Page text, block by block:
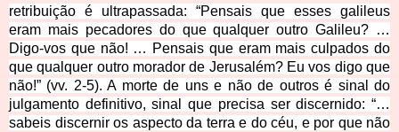
retribuição é ultrapassada: “Pensais que esses galileus
eram mais pecadores do que qualquer outro Galileu? …
Digo-vos que não! … Pensais que eram mais culpados do
que qualquer outro morador de Jerusalém? Eu vos digo que
não!” (vv. 2-5). A morte de uns e não de outros é sinal do
julgamento definitivo, sinal que precisa ser discernido: “…
sabeis discernir os aspecto da terra e do céu, e por que não